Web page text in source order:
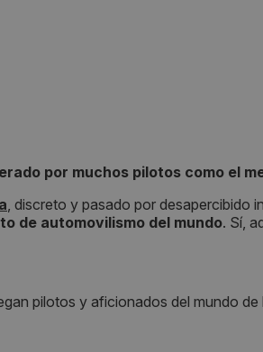
por muchos pilotos como el
, discreto y pasado por desapercibido
de automovilismo del mundo. Sí,
pilotos y aficionados del mundo